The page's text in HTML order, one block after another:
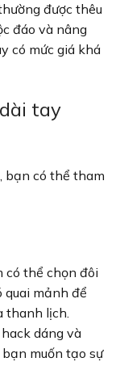
được thêu
đáo và nâng
có mức giá khá
tay
bạn có thể tham
có thể chọn đôi
quai mảnh để
thanh lịch.
dáng và
muốn tạo sự